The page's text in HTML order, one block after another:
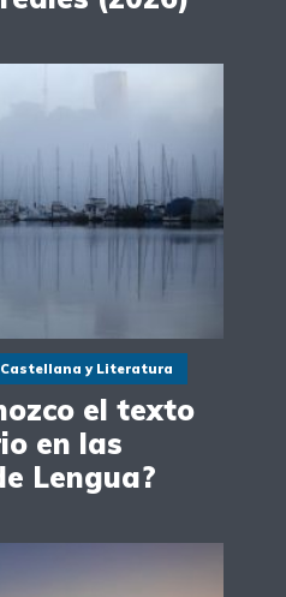
y Literatura
el texto
en las
Lengua?